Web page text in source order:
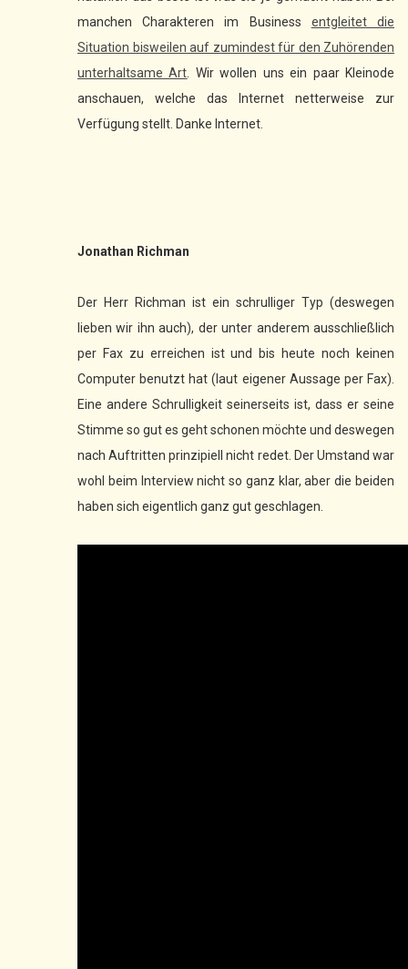
manchen Charakteren im Business entgleitet die
Situation bisweilen auf zumindest für den Zuhörenden
unterhaltsame Art . Wir wollen uns ein paar Kleinode
anschauen, welche das Internet netterweise zur
Verfügung stellt. Danke Internet.
Jonathan Richman
Der Herr Richman ist ein schrulliger Typ (deswegen
lieben wir ihn auch), der unter anderem ausschließlich
per Fax zu erreichen ist und bis heute noch keinen
Computer benutzt hat (laut eigener Aussage per Fax).
Eine andere Schrulligkeit seinerseits ist, dass er seine
Stimme so gut es geht schonen möchte und deswegen
nach Auftritten prinzipiell nicht redet. Der Umstand war
wohl beim Interview nicht so ganz klar, aber die beiden
haben sich eigentlich ganz gut geschlagen.